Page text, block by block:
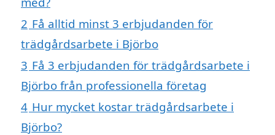
2 Få alltid minst 3 erbjudanden för
trädgårdsarbete i Björbo
3 Få 3 erbjudanden för trädgårdsarbete i
Björbo från professionella företag
4 Hur mycket kostar trädgårdsarbete i
Björbo?